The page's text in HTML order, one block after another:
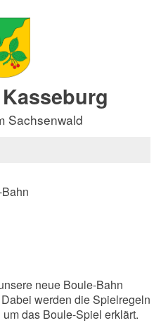
Sachsenwald
neue Boule-Bahn
werden die Spielregeln
das Boule-Spiel erklärt.